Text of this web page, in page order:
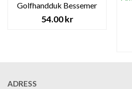
Golfhandduk Bessemer
54.00kr
ADRESS